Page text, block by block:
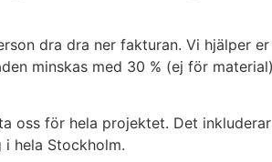
dra dra ner fakturan. Vi hjälper
minskas med 30 % (ej för
oss för hela projektet. Det
hela Stockholm.